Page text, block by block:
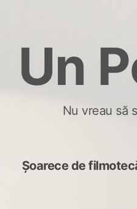
Un
Nu vreau să
Șoarece de